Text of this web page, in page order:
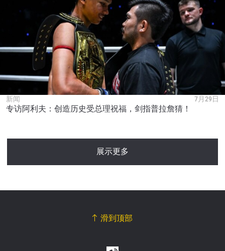
新闻 7月29日
专访阿利夫：创造历史受总理祝福，剑指普拉詹猜！
展示更多
滑到顶部